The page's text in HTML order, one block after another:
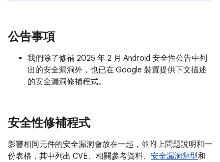
公告事項
我們除了修補 2025 年 2 月 Android 安全性公告中列
出的安全漏洞外，也已在 Google 裝置提供下文描述
的安全漏洞修補程式。
安全性修補程式
影響相同元件的安全漏洞會放在一起，並附上問題說明和一
份表格，其中列出 CVE、相關參考資料、 安全漏洞類型和